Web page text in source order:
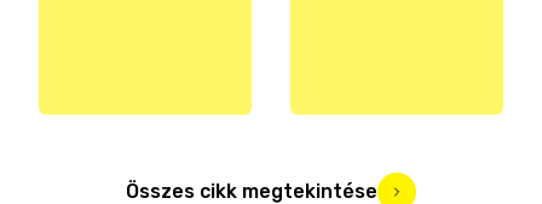
Összes cikk megtekintése